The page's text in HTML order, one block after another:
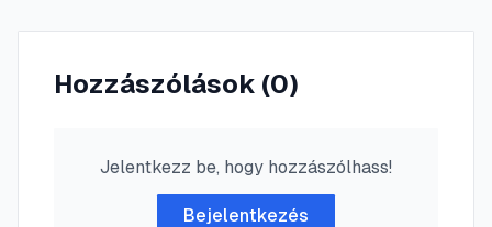
Hozzászólások (0)
Jelentkezz be, hogy hozzászólhass!
Bejelentkezés